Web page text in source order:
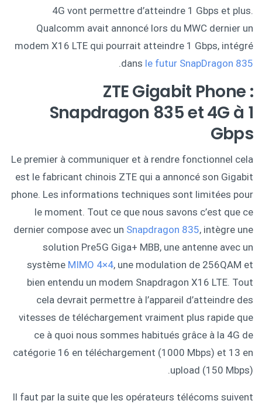
4G vont permettre d’atteindre 1 Gbps et plus.
Qualcomm avait annoncé lors du MWC dernier un
modem X16 LTE qui pourrait atteindre 1 Gbps, intégré
dans le futur SnapDragon 835
.
ZTE Gigabit Phone :
Snapdragon 835 et 4G à 1
Gbps
Le premier à communiquer et à rendre fonctionnel cela
est le fabricant chinois ZTE qui a annoncé son Gigabit
phone. Les informations techniques sont limitées pour
le moment. Tout ce que nous savons c’est que ce
dernier compose avec un Snapdragon 835, intègre une
solution Pre5G Giga+ MBB, une antenne avec un
système MIMO 4×4, une modulation de 256QAM et
bien entendu un modem Snapdragon X16 LTE. Tout
cela devrait permettre à l’appareil d’atteindre des
vitesses de téléchargement vraiment plus rapide que
ce à quoi nous sommes habitués grâce à la 4G de
catégorie 16 en téléchargement (1000 Mbps) et 13 en
upload (150 Mbps).
Il faut par la suite que les opérateurs télécoms suivent